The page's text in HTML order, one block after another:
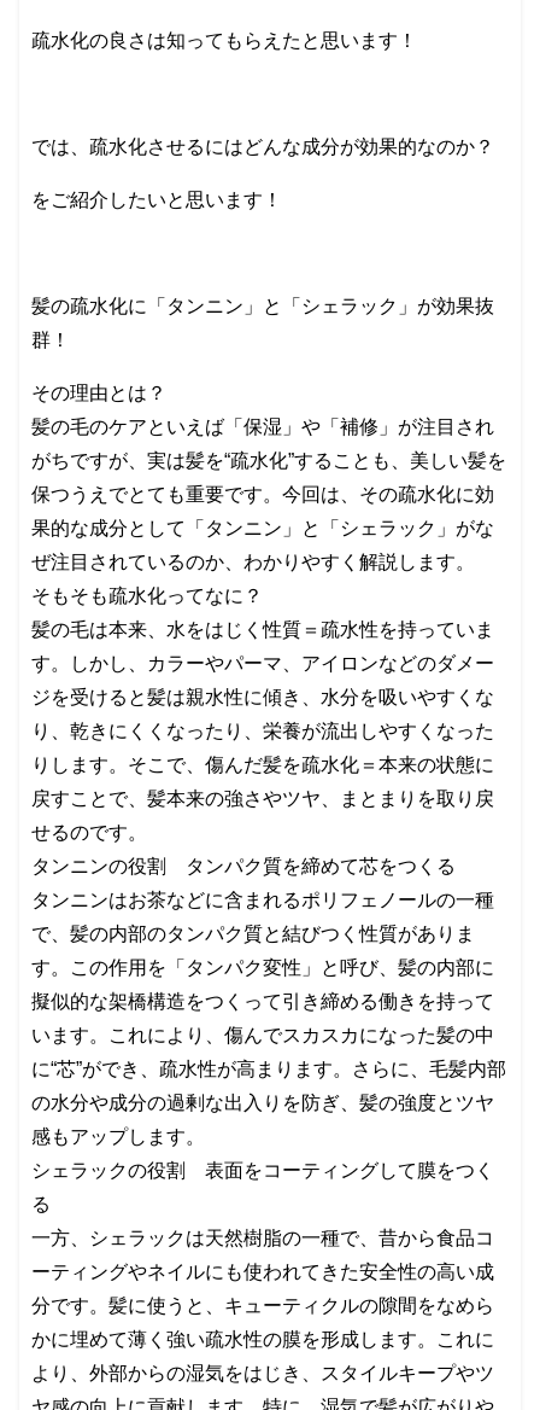
疏水化の良さは知ってもらえたと思います！
では、疏水化させるにはどんな成分が効果的なのか？
をご紹介したいと思います！
髪の疏水化に「タンニン」と「シェラック」が効果抜
群！
その理由とは？
髪の毛のケアといえば「保湿」や「補修」が注目され
がちですが、実は髪を“疏水化”することも、美しい髪を
保つうえでとても重要です。今回は、その疏水化に効
果的な成分として「タンニン」と「シェラック」がな
ぜ注目されているのか、わかりやすく解説します。
そもそも疏水化ってなに？
髪の毛は本来、水をはじく性質＝疏水性を持っていま
す。しかし、カラーやパーマ、アイロンなどのダメー
ジを受けると髪は親水性に傾き、水分を吸いやすくな
り、乾きにくくなったり、栄養が流出しやすくなった
りします。そこで、傷んだ髪を疏水化＝本来の状態に
戻すことで、髪本来の強さやツヤ、まとまりを取り戻
せるのです。
タンニンの役割 タンパク質を締めて芯をつくる
タンニンはお茶などに含まれるポリフェノールの一種
で、髪の内部のタンパク質と結びつく性質がありま
す。この作用を「タンパク変性」と呼び、髪の内部に
擬似的な架橋構造をつくって引き締める働きを持って
います。これにより、傷んでスカスカになった髪の中
に“芯”ができ、疏水性が高まります。さらに、毛髪内部
の水分や成分の過剰な出入りを防ぎ、髪の強度とツヤ
感もアップします。
シェラックの役割 表面をコーティングして膜をつく
る
一方、シェラックは天然樹脂の一種で、昔から食品コ
ーティングやネイルにも使われてきた安全性の高い成
分です。髪に使うと、キューティクルの隙間をなめら
かに埋めて薄く強い疏水性の膜を形成します。これに
より、外部からの湿気をはじき、スタイルキープやツ